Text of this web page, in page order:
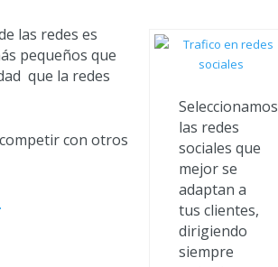
Seleccionamos
las redes
sociales que
mejor se
adaptan a
tus clientes,
dirigiendo
siempre
las redes es
pequeños que
que la redes
con otros